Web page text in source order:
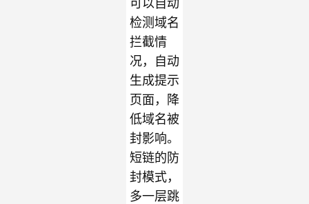
可以自动
检测域名
拦截情
况，自动
生成提示
页面，降
低域名被
封影响。
短链的防
封模式，
多一层跳